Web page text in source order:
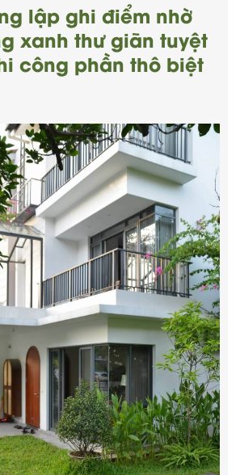
lập ghi điểm nhờ
xanh thư giãn tuyệt
công phần thô biệt